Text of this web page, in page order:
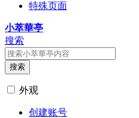
特殊页面
小萃華亭
搜索
搜索
外观
创建账号